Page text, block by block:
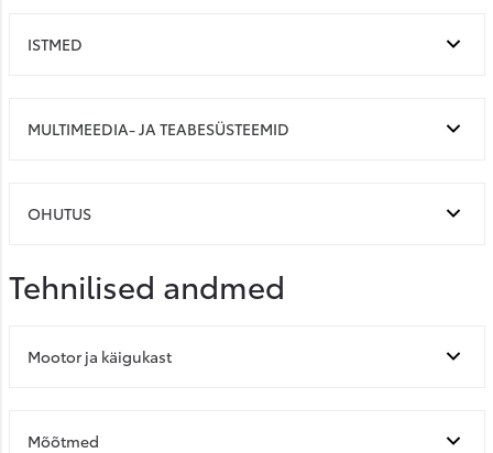
ISTMED
MULTIMEEDIA- JA TEABESÜSTEEMID
OHUTUS
Tehnilised andmed
Mootor ja käigukast
Mõõtmed